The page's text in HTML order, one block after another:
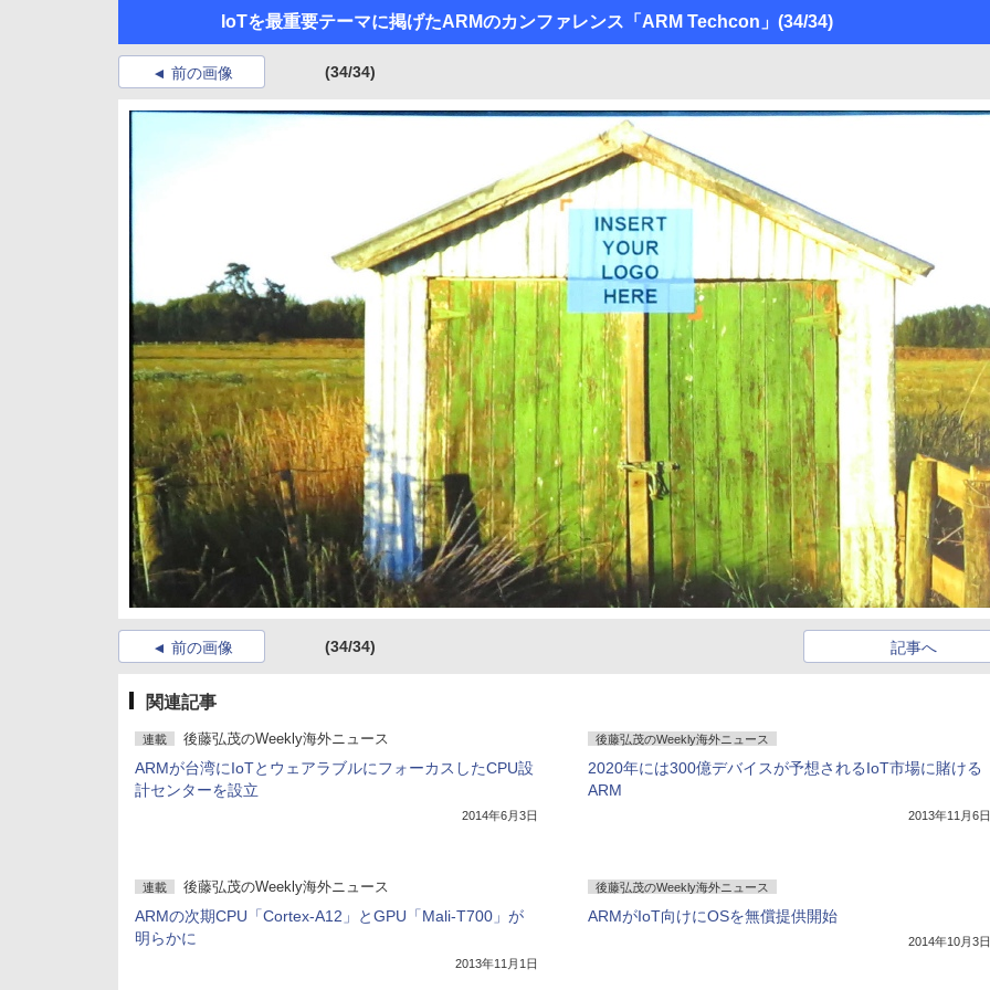
IoTを最重要テーマに掲げたARMのカンファレンス「ARM Techcon」 (34/34)
前の画像 (34/34)
前の画像 (34/34) 記事へ
関連記事
連載 後藤弘茂のWeekly海外ニュース
ARMが台湾にIoTとウェアラブルにフォーカスしたCPU設
計センターを設立
2014年6月3日
後藤弘茂のWeekly海外ニュース
2020年には300億デバイスが予想されるIoT市場に賭ける
ARM
2013年11月6日
連載 後藤弘茂のWeekly海外ニュース
ARMの次期CPU「Cortex-A12」とGPU「Mali-T700」が
明らかに
2013年11月1日
後藤弘茂のWeekly海外ニュース
ARMがIoT向けにOSを無償提供開始
2014年10月3日